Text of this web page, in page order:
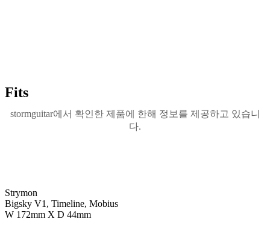
Fits
stormguitar에서 확인한 제품에 한해 정보를 제공하고 있습니
다.
Strymon
Bigsky V1, Timeline, Mobius
W 172mm X D 44mm